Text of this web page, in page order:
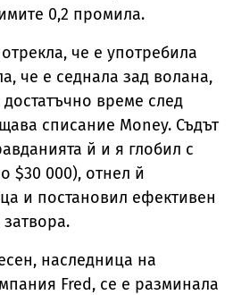
0,2 промила.
че е употребила
че е седнала зад волана,
време след
списание Money. Съдът
й и я глобил с
$30 000), отнел й
и постановил ефективен
наследница на
Fred, се е разминала